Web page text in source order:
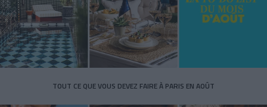
TOUT CE QUE VOUS DEVEZ FAIRE À PARIS EN AOÛT